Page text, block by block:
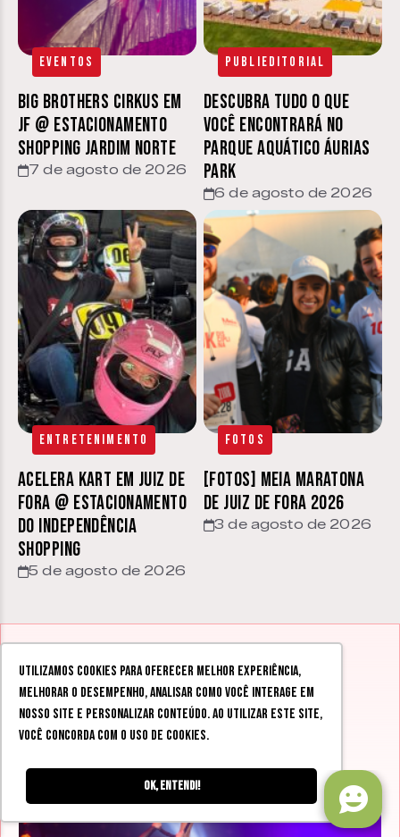
Utilizamos cookies para oferecer melhor experiência,
melhorar o desempenho, analisar como você interage em
nosso site e personalizar conteúdo. Ao utilizar este site,
você concorda com o uso de cookies.
Ok, entendi!
Eventos
Big Brothers Cirkus em
JF @ estacionamento
Shopping Jardim Norte
7 de agosto de 2026
Publieditorial
Descubra tudo o que
você encontrará no
parque aquático Áurias
Park
6 de agosto de 2026
Entretenimento
Acelera Kart em Juiz de
Fora @ estacionamento
do Independência
Shopping
5 de agosto de 2026
Fotos
[FOTOS] Meia Maratona
de Juiz de Fora 2026
3 de agosto de 2026
TODASASNOTÍCIAS